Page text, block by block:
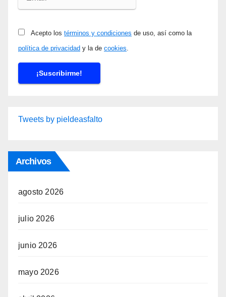
Acepto los términos y condiciones de uso, así como la
política de privacidad y la de cookies.
Tweets by pieldeasfalto
Archivos
agosto 2026
julio 2026
junio 2026
mayo 2026